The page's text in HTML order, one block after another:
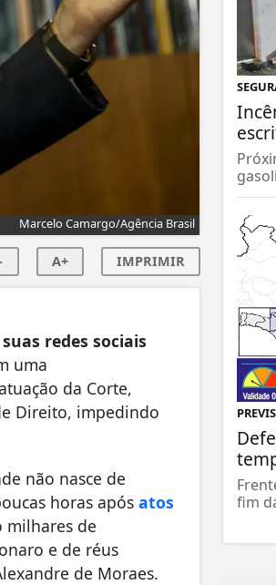
Marcelo Camargo/Agência Brasil
A+ IMPRIMIR
redes sociais
uma
da Corte,
Direito, impedindo
não nasce de
horas após atos
milhares de
e de réus
de Moraes.
fim